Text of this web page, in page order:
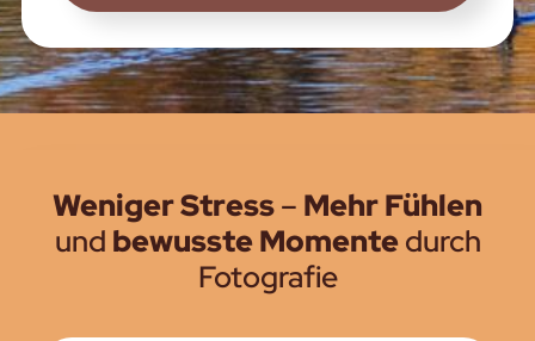
Weniger Stress– Mehr Fühlen
und bewusste Momentedurch
Fotografie